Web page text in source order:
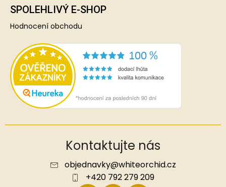
SPOLEHLIVÝ E-SHOP
Hodnocení obchodu
Kontaktujte nás
objednavky@whiteorchid.cz
+420 792 279 209